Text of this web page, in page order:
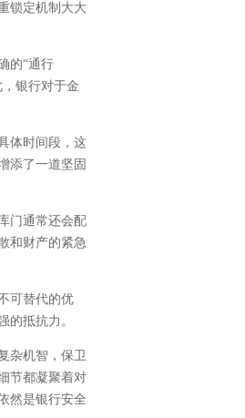
锁定机制大大
的“通行
银行对于金
体时间段，这
添了一道坚固
门通常还会配
和财产的紧急
可替代的优
的抵抗力。
杂机智，保卫
节都凝聚着对
然是银行安全